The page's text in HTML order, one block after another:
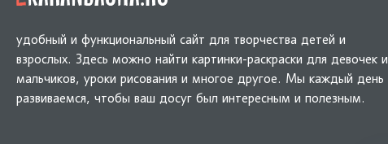
удобный и функциональный сайт для творчества детей и
взрослых. Здесь можно найти картинки-раскраски для девочек и
мальчиков, уроки рисования и многое другое. Мы каждый день
развиваемся, чтобы ваш досуг был интересным и полезным.